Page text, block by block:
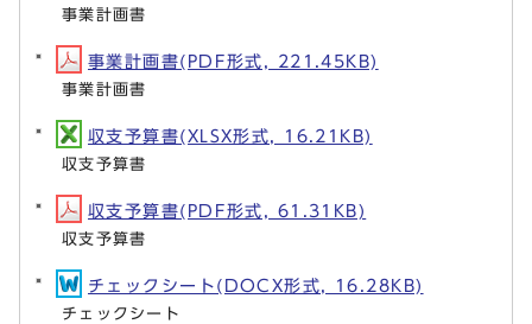
事業計画書
事業計画書(PDF形式, 221.45KB)
事業計画書
収支予算書(XLSX形式, 16.21KB)
収支予算書
収支予算書(PDF形式, 61.31KB)
収支予算書
チェックシート(DOCX形式, 16.28KB)
チェックシート